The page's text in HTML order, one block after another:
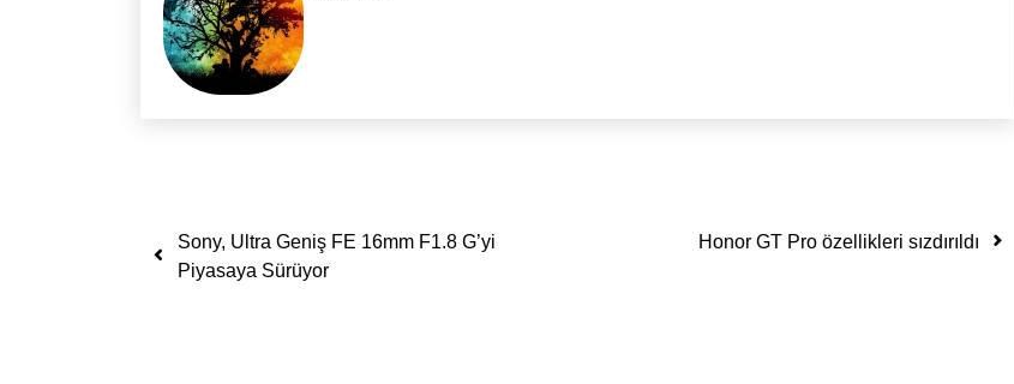
Yazı dolaşımı
Sony, Ultra Geniş FE 16mm F1.8 G’yi
Piyasaya Sürüyor
Honor GT Pro özellikleri sızdırıldı